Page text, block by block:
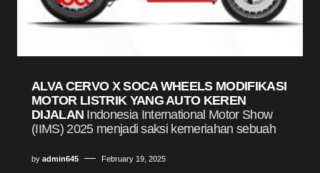
ALVA CERVO X SOCA WHEELS MODIFIKASI
MOTOR LISTRIK YANG AUTO KEREN
DIJALAN Indonesia International Motor Show
(IIMS) 2025 menjadi saksi kemeriahan sebuah
by admin645 February 19, 2025